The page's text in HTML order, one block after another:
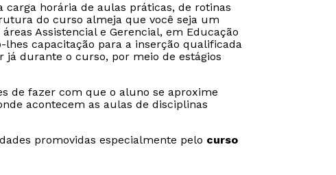
carga horária de aulas práticas, de rotinas
do curso almeja que você seja um
Assistencial e Gerencial, em Educação
capacitação para a inserção qualificada
já durante o curso, por meio de estágios
de fazer com que o aluno se aproxime
acontecem as aulas de disciplinas
promovidas especialmente pelo curso
Rápido e fácil
ou
Rápido e fácil
ou